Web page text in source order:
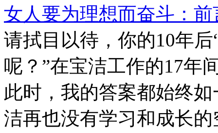
女人要为理想而奋斗：前
请拭目以待，你的10年
呢？”在宝洁工作的17年
此时，我的答案都始终
洁再也没有学习和成长